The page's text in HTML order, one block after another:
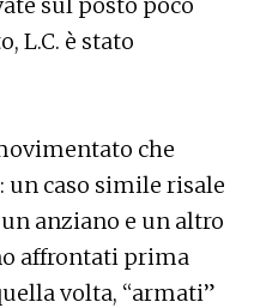
L.C. è stato
che
un caso simile risale
anziano e un altro
affrontati prima
volta, “armati”